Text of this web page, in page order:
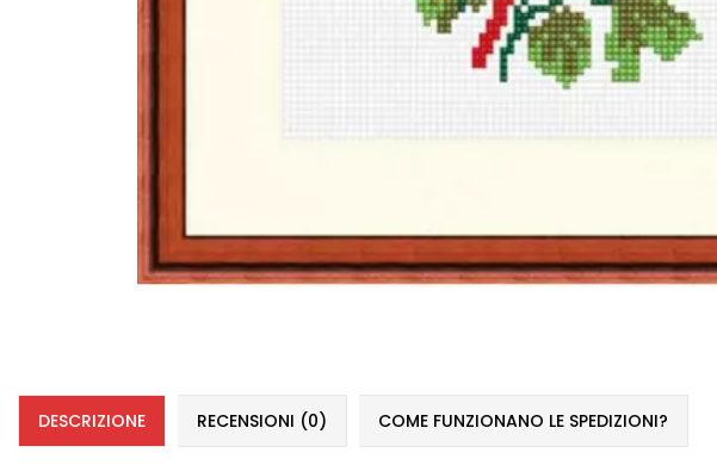
DESCRIZIONE RECENSIONI (0) COME FUNZIONANO LE SPEDIZIONI?